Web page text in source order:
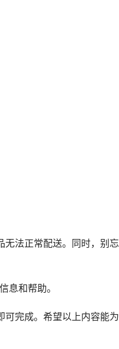
法正常配送。同时，别
息和帮助。
完成。希望以上内容能